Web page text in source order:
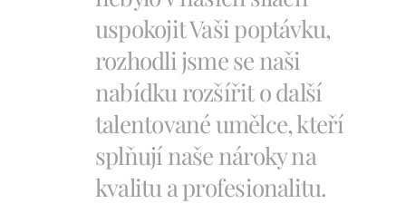
uspokojit Vaši poptávku,
rozhodli jsme se naši
nabídku rozšířit o další
talentované umělce, kteří
splňují naše nároky na
kvalitu a profesionalitu.